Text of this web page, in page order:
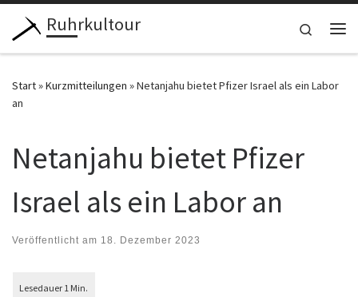
Zum Inhalt springen
Ruhrkultour
Search
Start»Kurzmitteilungen »Netanjahu bietet Pfizer Israel als ein Labor
an
Netanjahu bietet Pfizer
Israel als ein Labor an
Veröffentlicht am 18. Dezember 2023